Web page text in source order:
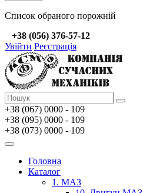
Список обраного порожній
+38 (056) 376-57-12
Увійти Реєстрація
+38 (067) 0000 - 109
+38 (095) 0000 - 109
+38 (073) 0000 - 109
Головна
Каталог
1. МАЗ